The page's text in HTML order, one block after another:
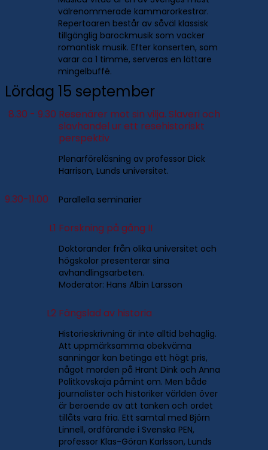
välrenommerade kammarorkestrar.
Repertoaren består av såväl klassisk
tillgänglig barockmusik som vacker
romantisk musik. Efter konserten, som
varar ca 1 timme, serveras en lättare
mingelbuffé.
Lördag 15 september
8.30 - 9.30 Resenärer mot sin vilja. Slaveri och
slavhandel ur ett resehistoriskt
perspektiv
Plenarföreläsning av professor Dick
Harrison, Lunds universitet.
9.30-11.00 Parallella seminarier
L1 Forskning på gång II
Doktorander från olika universitet och
högskolor presenterar sina
avhandlingsarbeten.
Moderator: Hans Albin Larsson
L2 Fängslad av historia
Historieskrivning är inte alltid behaglig.
Att uppmärksamma obekväma
sanningar kan betinga ett högt pris,
något morden på Hrant Dink och Anna
Politkovskaja påmint om. Men både
journalister och historiker världen över
är beroende av att tanken och ordet
tillåts vara fria. Ett samtal med Björn
Linnell, ordförande i Svenska PEN,
professor Klas-Göran Karlsson, Lunds